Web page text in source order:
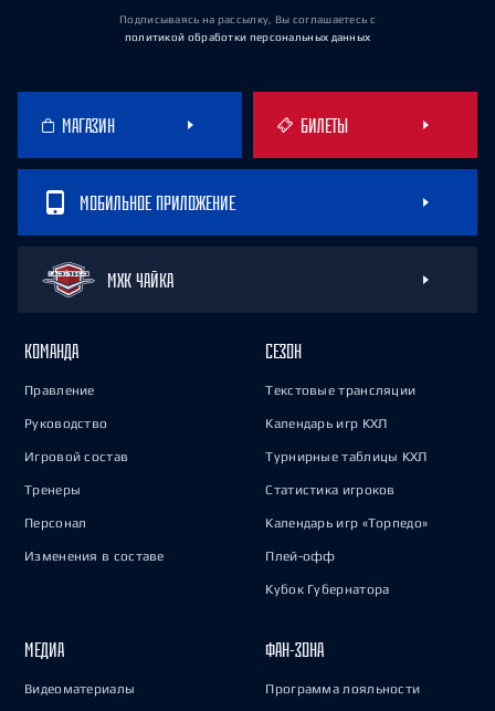
Подписываясь на рассылку, Вы соглашаетесь с
политикой обработки персональных данных
МАГАЗИН БИЛЕТЫ
МОБИЛЬНОЕ ПРИЛОЖЕНИЕ
МХК ЧАЙКА
КОМАНДА
Правление
Руководство
Игровой состав
Тренеры
Персонал
Изменения в составе
СЕЗОН
Текстовые трансляции
Календарь игр КХЛ
Турнирные таблицы КХЛ
Статистика игроков
Календарь игр «Торпедо»
Плей-офф
Кубок Губернатора
МЕДИА
Видеоматериалы
ФАН-ЗОНА
Программа лояльности